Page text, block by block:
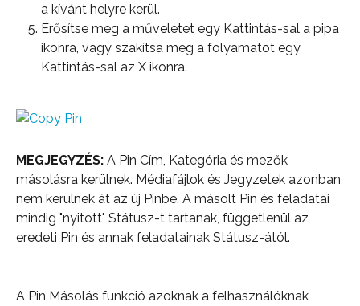
a kívánt helyre kerül.
Erősítse meg a műveletet egy Kattintás-sal a pipa
ikonra, vagy szakítsa meg a folyamatot egy
Kattintás-sal az X ikonra.
MEGJEGYZÉS: A Pin Cím, Kategória és mezők
másolásra kerülnek. Médiafájlok és Jegyzetek azonban
nem kerülnek át az új Pinbe. A másolt Pin és feladatai
mindig "nyitott" Státusz-t tartanak, függetlenül az
eredeti Pin és annak feladatainak Státusz-ától.
A Pin Másolás funkció azoknak a felhasználóknak